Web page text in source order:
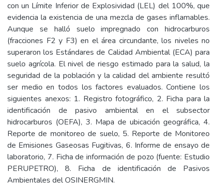
con un Límite Inferior de Explosividad (LEL) del 100%, que
evidencia la existencia de una mezcla de gases inflamables.
Aunque se halló suelo impregnado con hidrocarburos
(fracciones F2 y F3) en el área circundante, los niveles no
superaron los Estándares de Calidad Ambiental (ECA) para
suelo agrícola. El nivel de riesgo estimado para la salud, la
seguridad de la población y la calidad del ambiente resultó
ser medio en todos los factores evaluados. Contiene los
siguientes anexos: 1. Registro fotográfico, 2. Ficha para la
identificación de pasivo ambiental en el subsector
hidrocarburos (OEFA), 3. Mapa de ubicación geográfica, 4.
Reporte de monitoreo de suelo, 5. Reporte de Monitoreo
de Emisiones Gaseosas Fugitivas, 6. Informe de ensayo de
laboratorio, 7. Ficha de información de pozo (fuente: Estudio
PERUPETRO), 8. Ficha de identificación de Pasivos
Ambientales del OSINERGMIN.